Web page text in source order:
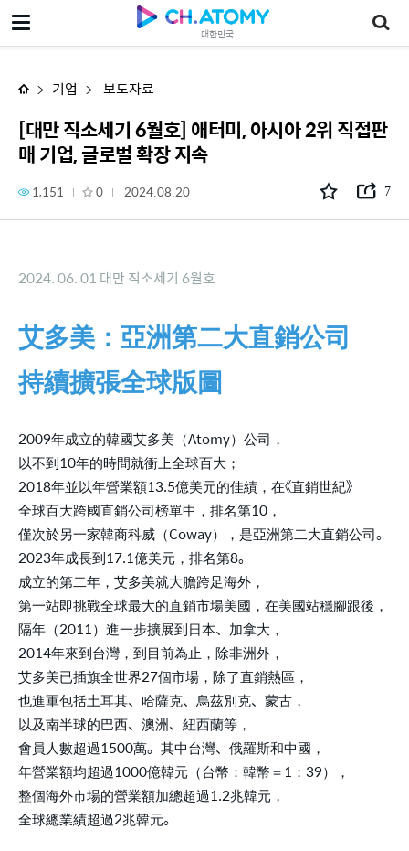
대한민국
기업 보도자료
[대만 직소세기 6월호] 애터미, 아시아 2위 직접판
매 기업, 글로벌 확장 지속
1,151 0 2024.08.20 7
2024. 06. 01 대만 직소세기 6월호
艾多美：亞洲第二大直銷公司
持續擴張全球版圖
2009年成立的韓國艾多美（Atomy）公司，
以不到10年的時間就衝上全球百大；
2018年並以年營業額13.5億美元的佳績，在《直銷世紀》
全球百大跨國直銷公司榜單中，排名第10，
僅次於另一家韓商科威（Coway），是亞洲第二大直銷公司。
2023年成長到17.1億美元，排名第8。
成立的第二年，艾多美就大膽跨足海外，
第一站即挑戰全球最大的直銷市場美國，在美國站穩腳跟後，
隔年（2011）進一步擴展到日本、加拿大，
2014年來到台灣，到目前為止，除非洲外，
艾多美已插旗全世界27個市場，除了直銷熱區，
也進軍包括土耳其、哈薩克、烏茲別克、蒙古，
以及南半球的巴西、澳洲、紐西蘭等，
會員人數超過1500萬。其中台灣、俄羅斯和中國，
年營業額均超過1000億韓元（台幣：韓幣＝1：39），
整個海外市場的營業額加總超過1.2兆韓元，
全球總業績超過2兆韓元。